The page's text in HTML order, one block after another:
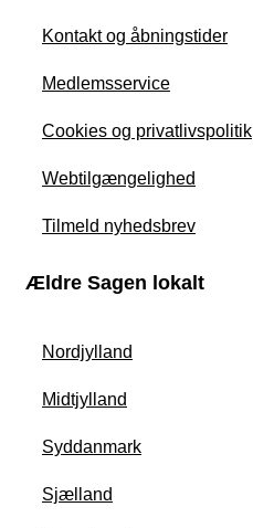
Kontakt og åbningstider
Medlemsservice
Cookies og privatlivspolitik
Webtilgængelighed
Tilmeld nyhedsbrev
Ældre Sagen lokalt
Nordjylland
Midtjylland
Syddanmark
Sjælland